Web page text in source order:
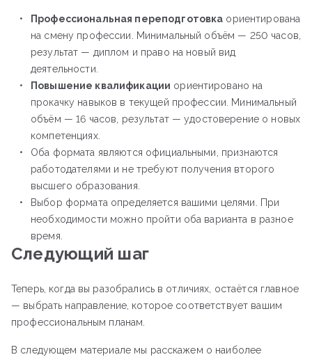
Профессиональная переподготовка ориентирована
на смену профессии. Минимальный объём — 250 часов,
результат — диплом и право на новый вид
деятельности.
Повышение квалификации ориентировано на
прокачку навыков в текущей профессии. Минимальный
объём — 16 часов, результат — удостоверение о новых
компетенциях.
Оба формата являются официальными, признаются
работодателями и не требуют получения второго
высшего образования.
Выбор формата определяется вашими целями. При
необходимости можно пройти оба варианта в разное
время.
Следующий шаг
Теперь, когда вы разобрались в отличиях, остаётся главное
— выбрать направление, которое соответствует вашим
профессиональным планам.
В следующем материале мы расскажем о наиболее